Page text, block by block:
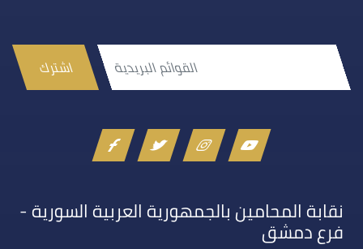
اشترك
نقابة المحامين بالجمهورية العربية السورية -
فرع دمشق